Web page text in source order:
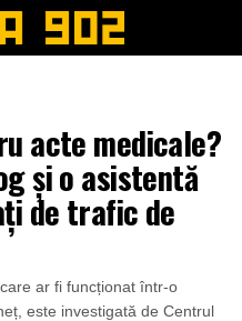
acte medicale?
și o asistentă
de trafic de
ar fi funcționat într-o
este investigată de Centrul